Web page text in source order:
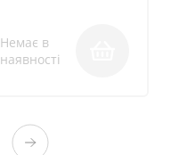
Немає в
наявності